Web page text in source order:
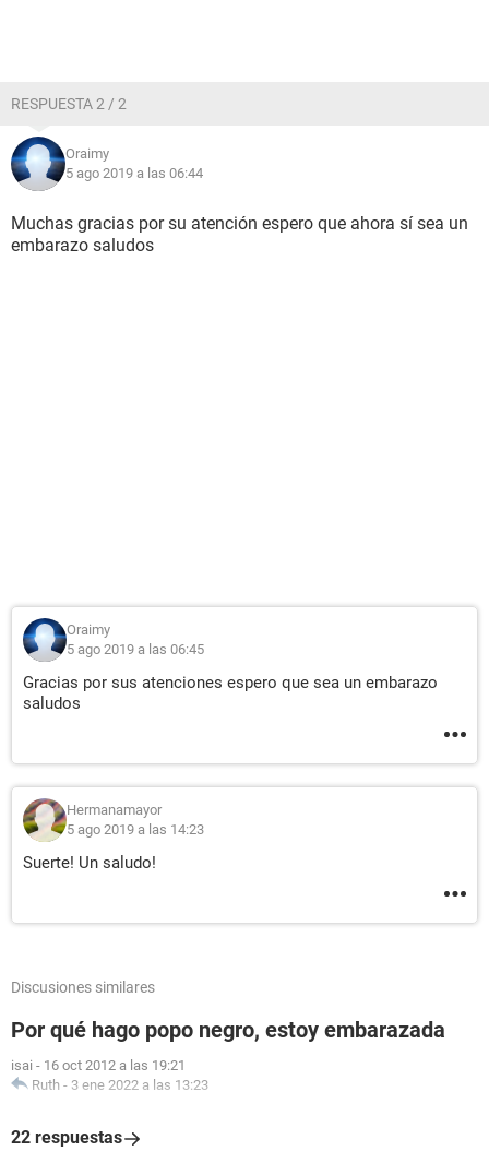
RESPUESTA 2 / 2
Oraimy
5 ago 2019 a las 06:44
Muchas gracias por su atención espero que ahora sí sea un
embarazo saludos
Oraimy
5 ago 2019 a las 06:45
Gracias por sus atenciones espero que sea un embarazo
saludos
Hermanamayor
5 ago 2019 a las 14:23
Suerte! Un saludo!
Discusiones similares
Por qué hago popo negro, estoy embarazada
isai - 16 oct 2012 a las 19:21
Ruth - 3 ene 2022 a las 13:23
22 respuestas